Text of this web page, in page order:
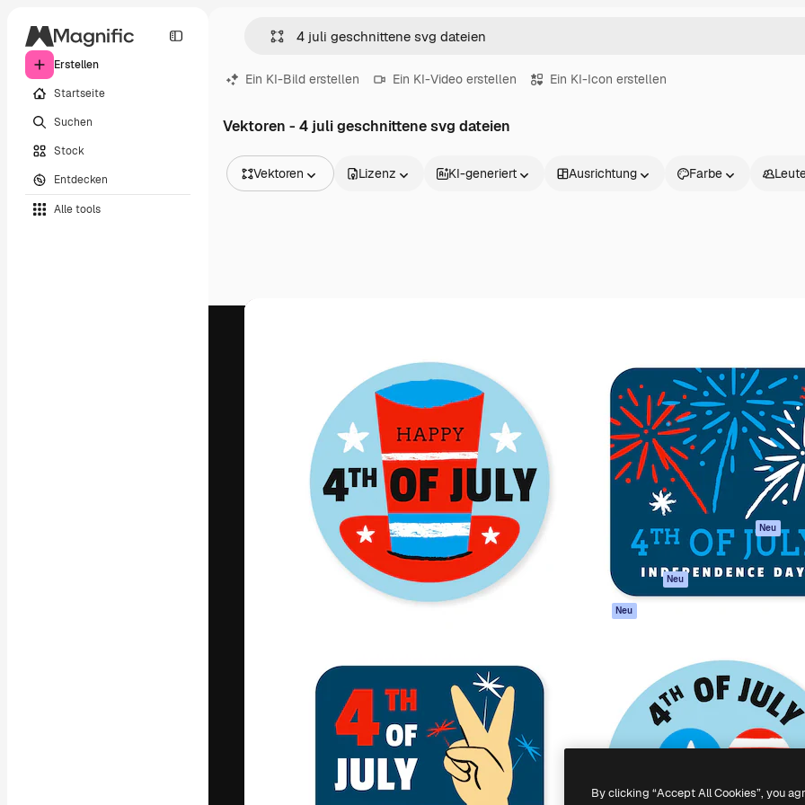
Erstellen
Startseite
Suchen
Stock
Entdecken
Alle tools
Ein KI-Bild erstellen Ein KI-Video erstellen Ein KI-Icon erstellen
Vektoren - 4 juli geschnittene svg dateien
Vektoren
Videos
Lizenz KI-generiert Ausrichtung Farbe
Die kreative Plattform, um deine beste
Arbeit zu verwirklichen. Mehr als 1 Million
Abonnenten unter Kreativen, Unternehmen,
Agenturen und Studios.
Deutsch
Produkte
KI-Assistent
KI-Bildgenerator
KI-Videogenerator
Stimmengenerator
Stock-Inhalte
MCP für
Claude/ChatGPT
Neu
Neu
Alle Magnific-Tools
Loslegen
Academy
Dokumentation
Support
AGB
Originale Neu
Cookie-Richtlinie
Vertrauenszentrum
Partner
Copyright © 2010-2026Freepik Company S.L.U. Alle Rechte vorbehalten.
By clicking “Accept All Cookies”, you